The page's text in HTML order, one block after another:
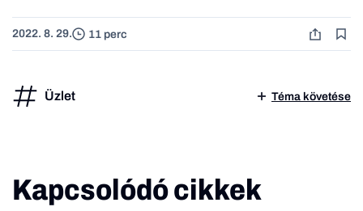
2022. 8. 29. 11 perc
Üzlet Téma követése
Kapcsolódó cikkek